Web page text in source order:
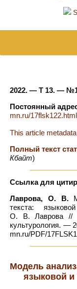
2022. — Т 13. —
Постоянный
mn.ru/17flsk122.html
This article
Полный текст
Кбайт)
Ссылка для
Лаврова, О. В.
текста:
О. В. Лаврова //
культурология.
mn.ru/PDF/
Модель
языковой и